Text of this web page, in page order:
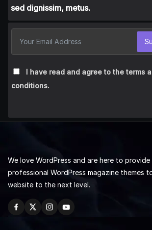
sed dignissim, metus.
I have read and agree to the terms
conditions.
We love WordPress and are here to
professional WordPress magazine themes
website to the next level.